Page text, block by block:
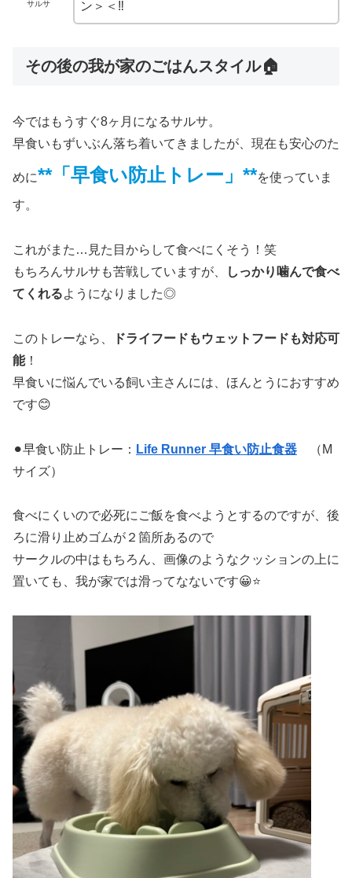
サルサ
ン＞＜‼︎
その後の我が家のごはんスタイル🏠
今ではもうすぐ8ヶ月になるサルサ。
早食いもずいぶん落ち着いてきましたが、現在も安心のた
めに**「早食い防止トレー」**を使っていま
す。
これがまた…見た目からして食べにくそう！笑
もちろんサルサも苦戦していますが、
しっかり噛んで食べ
てくれるようになりました◎
このトレーなら、
ドライフードもウェットフードも対応可
能！
早食いに悩んでいる飼い主さんには、ほんとうにおすすめ
です😊
⚫︎早食い防止トレー： Life Runner 早食い防止食器 （M
サイズ）
食べにくいので必死にご飯を食べようとするのですが、後
ろに滑り止めゴムが２箇所あるので
サークルの中はもちろん、画像のようなクッションの上に
置いても、我が家では滑ってなないです😀⭐️